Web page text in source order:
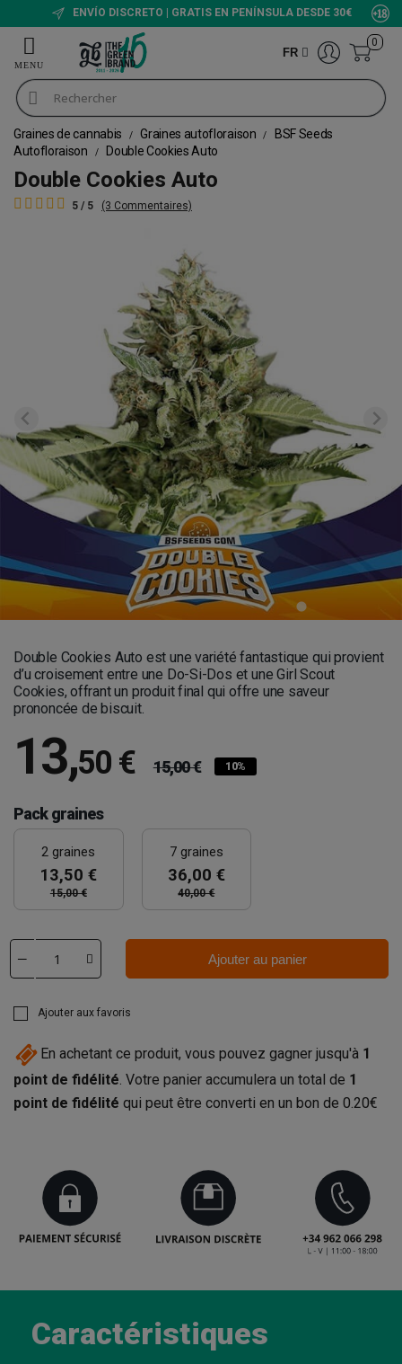
ENVÍO DISCRETO | GRATIS EN PENÍNSULA DESDE 30€
FR
0
Graines de cannabis Graines autofloraison
BSF Seeds
Autofloraison
Double Cookies Auto
Double Cookies Auto
5 / 5 (3 Commentaires)
Double Cookies Auto est une variété fantastique qui provient
d’u croisement entre une Do-Si-Dos et une Girl Scout
Cookies, offrant un produit final qui offre une saveur
prononcée de biscuit.
13,50 € 15,00 € 10%
Pack graines
2 graines
13,50 €
15,00 €
7 graines
36,00 €
40,00 €
Ajouter au panier
Ajouter aux favoris
En achetant ce produit, vous pouvez gagner jusqu'à 1
point de fidélité. Votre panier accumulera un total de 1
point de fidélité qui peut être converti en un bon de 0.20€
Caractéristiques